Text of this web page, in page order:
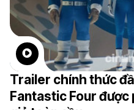
Trailer chính thức
Fantastic Four được